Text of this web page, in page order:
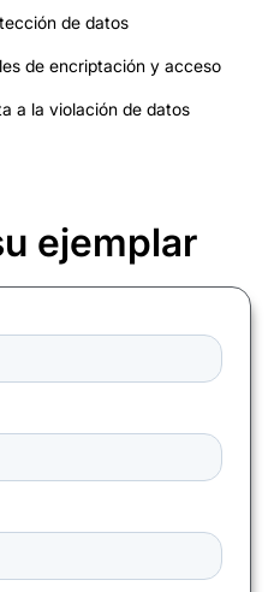
de datos
de encriptación y acceso
a la violación de datos
ejemplar